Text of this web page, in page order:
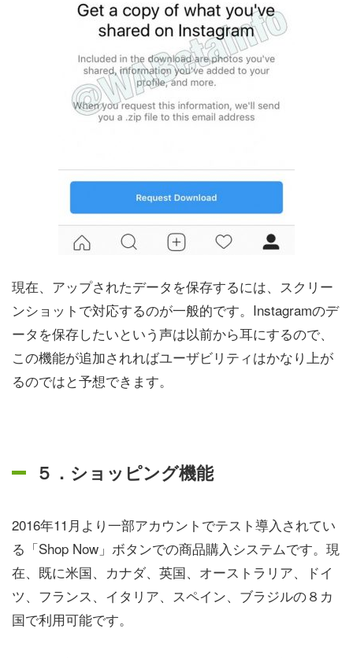
現在、アップされたデータを保存するには、スクリー
ンショットで対応するのが一般的です。Instagramのデ
ータを保存したいという声は以前から耳にするので、
この機能が追加されればユーザビリティはかなり上が
るのではと予想できます。
５．ショッピング機能
2016年11月より一部アカウントでテスト導入されてい
る「Shop Now」ボタンでの商品購入システムです。現
在、既に米国、カナダ、英国、オーストラリア、ドイ
ツ、フランス、イタリア、スペイン、ブラジルの８カ
国で利用可能です。